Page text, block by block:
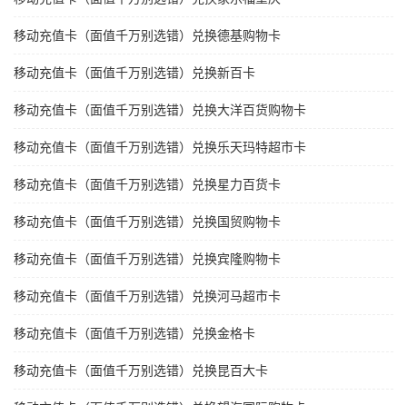
移动充值卡（面值千万别选错）兑换德基购物卡
移动充值卡（面值千万别选错）兑换新百卡
移动充值卡（面值千万别选错）兑换大洋百货购物卡
移动充值卡（面值千万别选错）兑换乐天玛特超市卡
移动充值卡（面值千万别选错）兑换星力百货卡
移动充值卡（面值千万别选错）兑换国贸购物卡
移动充值卡（面值千万别选错）兑换宾隆购物卡
移动充值卡（面值千万别选错）兑换河马超市卡
移动充值卡（面值千万别选错）兑换金格卡
移动充值卡（面值千万别选错）兑换昆百大卡